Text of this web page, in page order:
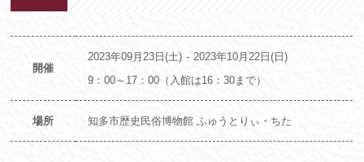
開催
2023年09月23日(土)
2023年10月22日(日)
9：00～17：00（入館は16：30まで）
場所 知多市歴史民俗博物館 ふゅうとりぃ・ちた